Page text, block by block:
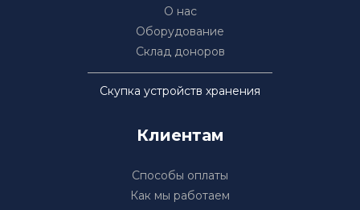
О нас
Оборудование
Склад доноров
Скупка устройств хранения
Клиентам
Способы оплаты
Как мы работаем